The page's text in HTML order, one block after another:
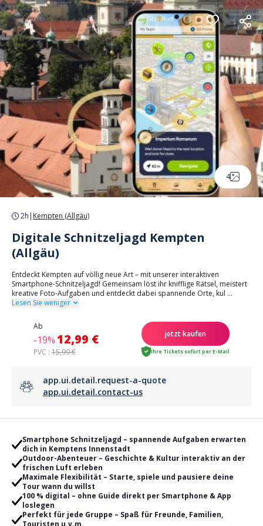
Cookie-Einstellungen
4
2h | Kempten (Allgäu)
Digitale Schnitzeljagd Kempten
(Allgäu)
Entdeckt Kempten auf völlig neue Art – mit unserer interaktiven
Smartphone-Schnitzeljagd! Gemeinsam löst ihr knifflige Rätsel, meistert
kreative Foto-Aufgaben und entdeckt dabei spannende Orte, kul ...
Lesen Sie weniger
Ab
-19%12,99 €
PVC : 15,99 €
jetzt kaufen
Ihre Tickets sofort per E-Mail
app.ui.detail.request-a-quote
app.ui.detail.contact-us
Smartphone Schnitzeljagd – spannende Aufgaben erwarten
dich in Kemptens Innenstadt
Outdoor-Abenteuer – Geschichte & Kultur interaktiv an der
frischen Luft erleben
Maximale Flexibilität – Starte, spiele und pausiere deine
Tour wann du willst
100 % digital – ohne Guide direkt per Smartphone & App
loslegen
Perfekt für jede Gruppe – Spaß für Freunde, Familien,
Touristen u.v.m.